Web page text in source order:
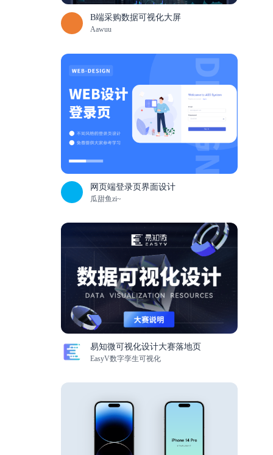
B端采购数据可视化大屏
Aawuu
网页端登录页界面设计
瓜甜鱼zi~
易知微可视化设计大赛落地页
EasyV数字孪生可视化